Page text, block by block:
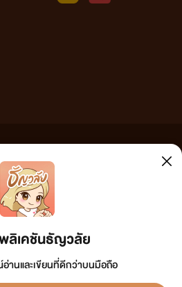
ลิเคชันธัญวลัย
านและเขียนที่ดีกว่าบนมือถือ
อบต่อข้อความใดๆ ทั้งสิ้น ดังนั้นผู้อ่านทุกท่านโปรดใช้
หากท่านพบข้อความใดๆ ที่ขัดต่อกฎหมายและศีลธรรม
ทีมงานจะได้ดำเนินการในทันที ทั้งนี้ ทางเว็บไซต์ขอสงวน
เติม) พ.ศ.2558